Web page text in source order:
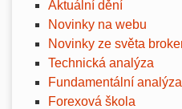
Aktuální dění
Novinky na webu
Novinky ze světa
Technická analýza
Fundamentální analýza
Forexová škola